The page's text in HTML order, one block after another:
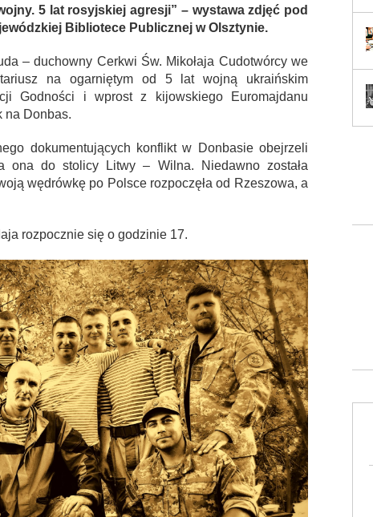
5 lat rosyjskiej agresji” – wystawa zdjęć pod
Bibliotece Publicznej w Olsztynie.
– duchowny Cerkwi Św. Mikołaja Cudotwórcy we
na ogarniętym od 5 lat wojną ukraińskim
Godności i wprost z kijowskiego Euromajdanu
na Donbas.
dokumentujących konflikt w Donbasie obejrzeli
ona do stolicy Litwy – Wilna. Niedawno została
wędrówkę po Polsce rozpoczęła od Rzeszowa, a
rozpocznie się o godzinie 17.